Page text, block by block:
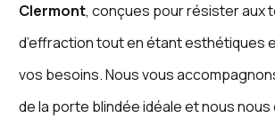
Clermont, conçues pour résister aux
d’effraction tout en étant esthétiques
vos besoins. Nous vous
de la porte blindée idéale et nous